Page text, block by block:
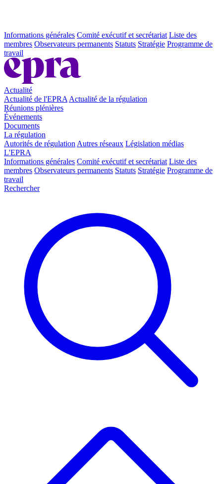
Informations générales Comité exécutif et secrétariat Liste des
membres Observateurs permanents Statuts Stratégie Programme de
travail
Actualité
Actualité de l'EPRA Actualité de la régulation
Réunions plénières
Événements
Documents
La régulation
Autorités de régulation Autres réseaux Législation médias
L'EPRA
Informations générales Comité exécutif et secrétariat Liste des
membres Observateurs permanents Statuts Stratégie Programme de
travail
Rechercher